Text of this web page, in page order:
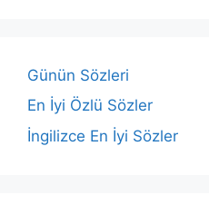
Günün Sözleri
En İyi Özlü Sözler
İngilizce En İyi Sözler